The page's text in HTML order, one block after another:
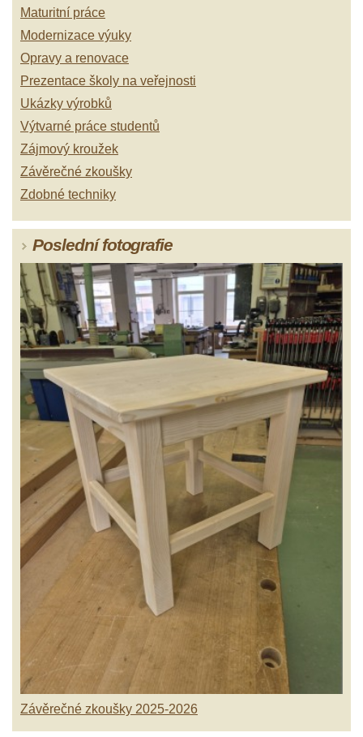
Maturitní práce
Modernizace výuky
Opravy a renovace
Prezentace školy na veřejnosti
Ukázky výrobků
Výtvarné práce studentů
Zájmový kroužek
Závěrečné zkoušky
Zdobné techniky
Poslední fotografie
Závěrečné zkoušky 2025-2026